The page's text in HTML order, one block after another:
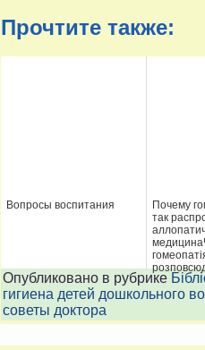
Прочтите также:
Вопросы воспитания
Почему
так
Опубликовано в рубрике
гигиена детей дошкольного
советы доктора